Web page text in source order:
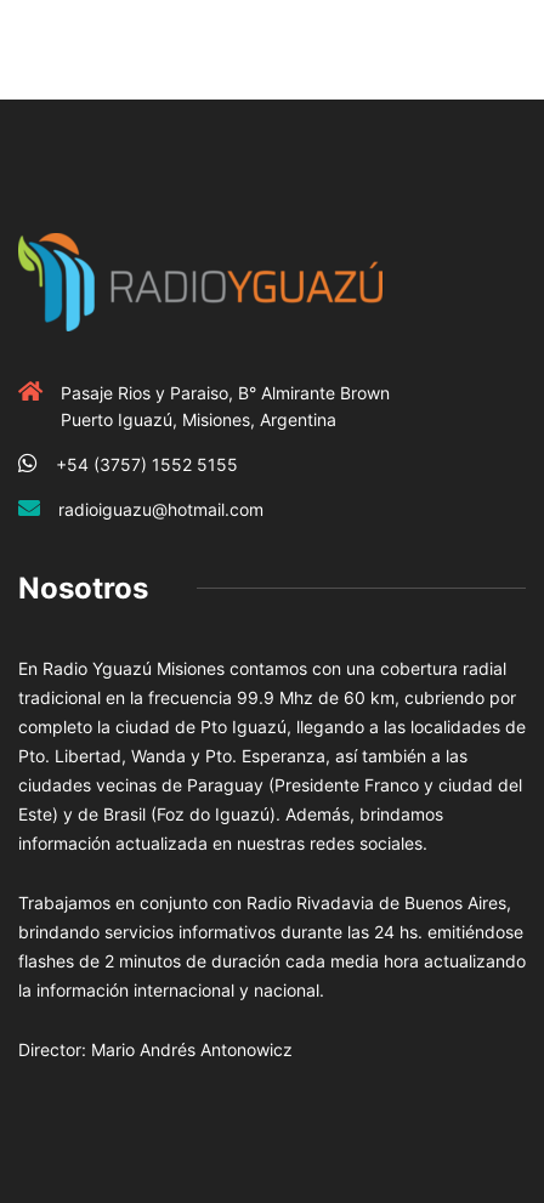
Pasaje Rios y Paraiso, B° Almirante Brown
Puerto Iguazú, Misiones, Argentina
+54 (3757) 1552 5155
radioiguazu@hotmail.com
Nosotros
En Radio Yguazú Misiones contamos con una cobertura radial
tradicional en la frecuencia 99.9 Mhz de 60 km, cubriendo por
completo la ciudad de Pto Iguazú, llegando a las localidades de
Pto. Libertad, Wanda y Pto. Esperanza, así también a las
ciudades vecinas de Paraguay (Presidente Franco y ciudad del
Este) y de Brasil (Foz do Iguazú). Además, brindamos
información actualizada en nuestras redes sociales.
Trabajamos en conjunto con Radio Rivadavia de Buenos Aires,
brindando servicios informativos durante las 24 hs. emitiéndose
flashes de 2 minutos de duración cada media hora actualizando
la información internacional y nacional.
Director: Mario Andrés Antonowicz